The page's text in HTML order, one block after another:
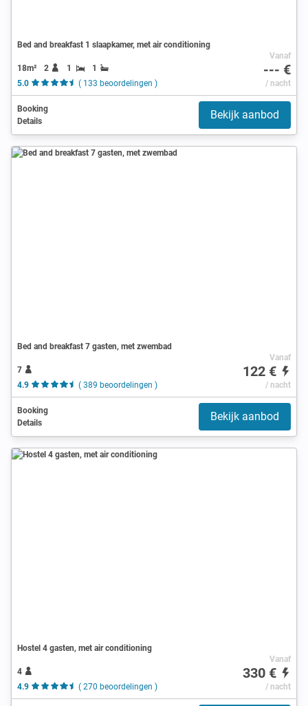
Bed and breakfast 1 slaapkamer, met air conditioning
18m² 2 1
1
5.0
( 133 beoordelingen )
Vanaf
--- €
/ nacht
Booking
Details
Bekijk aanbod
Bed and breakfast 7 gasten, met zwembad
7
4.9
( 389 beoordelingen )
Vanaf
122 €
/ nacht
Booking
Details
Bekijk aanbod
Hostel 4 gasten, met air conditioning
4
4.9
( 270 beoordelingen )
Vanaf
330 €
/ nacht